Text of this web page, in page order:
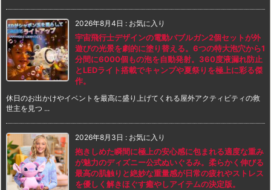
2026年8月4日 : お気に入り
宇宙飛行士デザインの電動バブルガン2個セットが外
遊びの光景を劇的に塗り替える。6つの特大泡穴から1
分間に6000個もの泡を自動発射。360度液漏れ防止
とLEDライト搭載でキャンプや夏祭りを極上に彩る傑
作。
休日のお出かけやイベントを最高に盛り上げてくれる屋外アクティビティの救
世主を見つ ...
2026年8月3日 : お気に入り
抱きしめた瞬間に極上の安心感に包まれる適度な重み
が魅力のディズニー公式ぬいぐるみ。柔らかく伸びる
最高の肌触りと絶妙な重量感が日常の疲れやストレス
を優しく解きほぐす癒やしアイテムの決定版。